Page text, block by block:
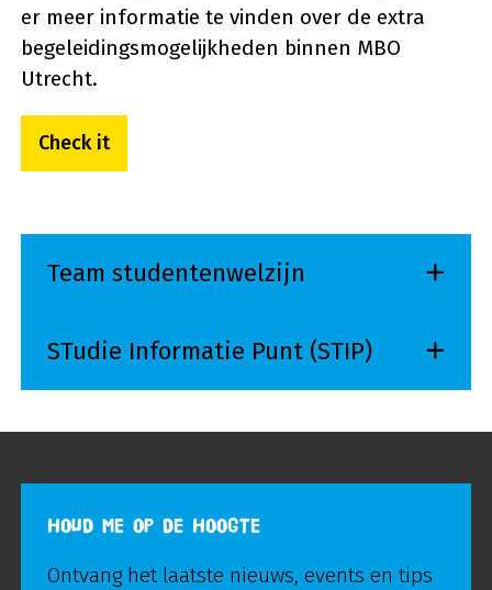
er meer informatie te vinden over de extra
begeleidingsmogelijkheden binnen MBO
Utrecht.
Check it
Team studentenwelzijn
STudie Informatie Punt (STIP)
HOUD ME OP DE HOOGTE
Ontvang het laatste nieuws, events en tips